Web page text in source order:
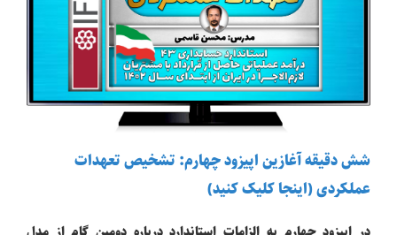
شش دقیقه آغازین اپیزود چهارم: تشخیص تعهدات
عملکردی (اینجا کلیک کنید)
در اپیزود چهارم به الزامات استاندارد درباره دومین گام از مدل